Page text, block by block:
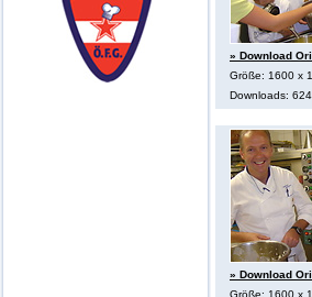
» Download
Größe: 1600 x
Downloads: 624
» Download
Größe: 1600 x